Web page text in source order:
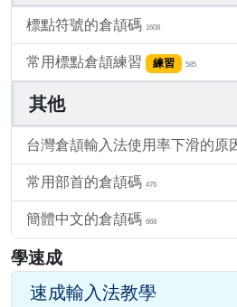
標點符號的倉頡碼 1608
常用標點倉頡練習 練習 585
其他
台灣倉頡輸入法使用率下滑的原
常用部首的倉頡碼 476
簡體中文的倉頡碼 668
學速成
速成輸入法教學